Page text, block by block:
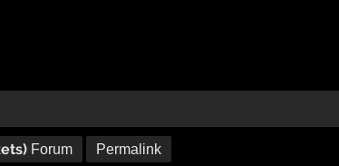
Forum Permalink